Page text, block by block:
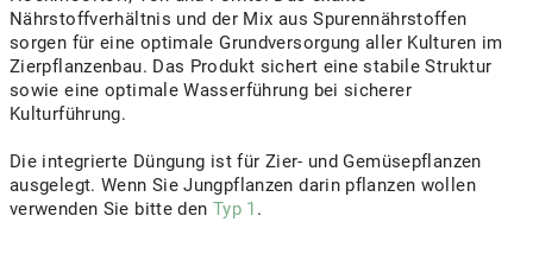
Nährstoffverhältnis und der Mix aus Spurennährstoffen
sorgen für eine optimale Grundversorgung aller Kulturen im
Zierpflanzenbau. Das Produkt sichert eine stabile Struktur
sowie eine optimale Wasserführung bei sicherer
Kulturführung.
Die integrierte Düngung ist für Zier- und Gemüsepflanzen
ausgelegt. Wenn Sie Jungpflanzen darin pflanzen wollen
verwenden Sie bitte den Typ 1 .